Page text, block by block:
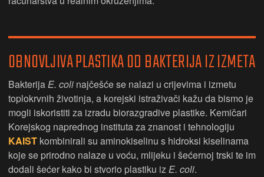
OBNOVLJIVA PLASTIKA OD BAKTERIJA IZ IZMETA
BakterijaE. coli najčešće se nalazi u crijevima i izmetu
toplokrvnih životinja, a korejski istraživači kažu da bismo je
mogli iskoristiti za izradu biorazgradive plastike. Kemičari
Korejskog naprednog instituta za znanost i tehnologiju
KAIST kombinirali su aminokiselinu s hidroksi kiselinama
koje se prirodno nalaze u voću, mlijeku i šećernoj trski te im
dodali šećer kako bi stvorio plastiku izE. coli.